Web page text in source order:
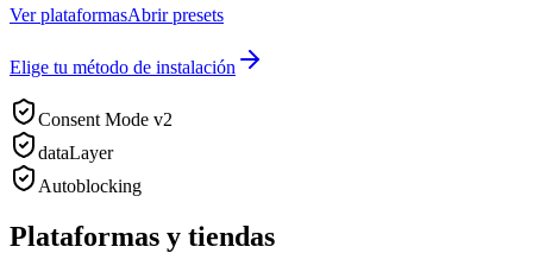
Ver plataformasAbrir presets
Elige tu método de instalación
Consent Mode v2
dataLayer
Autoblocking
Plataformas y tiendas